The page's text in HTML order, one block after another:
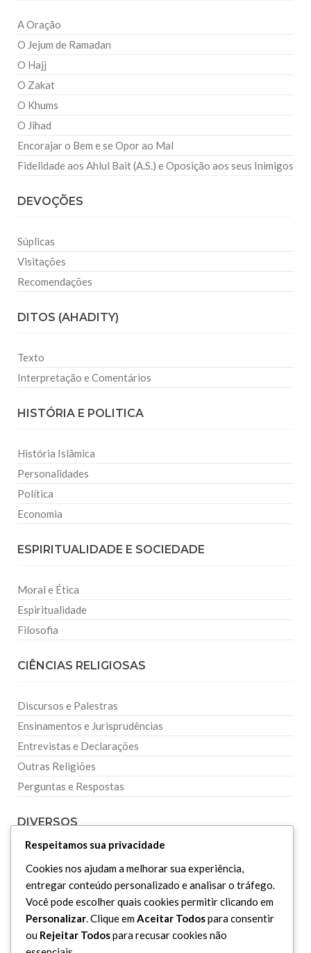
A Oração
O Jejum de Ramadan
O Hajj
O Zakat
O Khums
O Jihad
Encorajar o Bem e se Opor ao Mal
Fidelidade aos Ahlul Bait (A.S.) e Oposição aos seus Inimigos
DEVOÇÕES
Súplicas
Visitações
Recomendações
DITOS (AHADITY)
Texto
Interpretação e Comentários
HISTÓRIA E POLITICA
História Islâmica
Personalidades
Política
Economia
ESPIRITUALIDADE E SOCIEDADE
Moral e Ética
Espiritualidade
Filosofia
CIÊNCIAS RELIGIOSAS
Discursos e Palestras
Ensinamentos e Jurisprudências
Entrevistas e Declarações
Outras Religiões
Perguntas e Respostas
DIVERSOS
Curiosidades
Dicionário Islâmico
Downloads
Respeitamos sua privacidade
Cookies nos ajudam a melhorar sua experiência,
entregar conteúdo personalizado e analisar o tráfego.
Você pode escolher quais cookies permitir clicando em
Personalizar. Clique emAceitar Todospara consentir
ou Rejeitar Todospara recusar cookies não